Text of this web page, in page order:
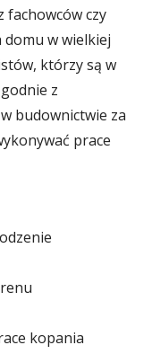
fachowców czy
domu w wielkiej
którzy są w
z
budownictwie za
prace
kopania